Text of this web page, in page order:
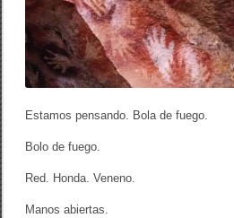
k
m
o
s
p
e
n
s
n
o
Estamos pensando. Bola de fuego.
Bolo de fuego.
Red. Honda. Veneno.
Manos abiertas.